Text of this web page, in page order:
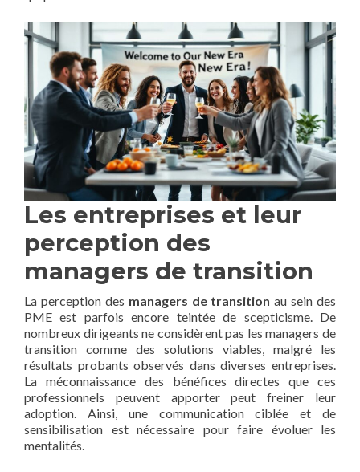
Les entreprises et leur
perception des
managers de transition
La perception des managers de transition au sein des
PME est parfois encore teintée de scepticisme. De
nombreux dirigeants ne considèrent pas les managers de
transition comme des solutions viables, malgré les
résultats probants observés dans diverses entreprises.
La méconnaissance des bénéfices directes que ces
professionnels peuvent apporter peut freiner leur
adoption. Ainsi, une communication ciblée et de
sensibilisation est nécessaire pour faire évoluer les
mentalités.